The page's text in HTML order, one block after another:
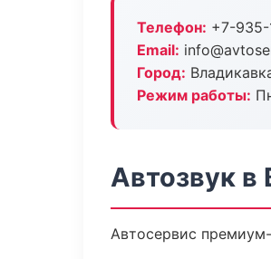
Телефон: +7-
Email:
Город:
Режим работы:
Автозвук в
Автосервис